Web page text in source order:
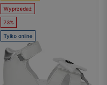
Wyprzedaż
73%
Tylko online